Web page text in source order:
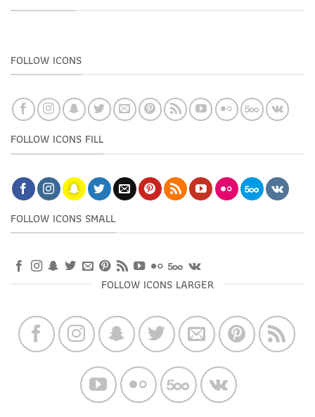
FOLLOW ICONS
FOLLOW ICONS FILL
FOLLOW ICONS SMALL
FOLLOW ICONS LARGER